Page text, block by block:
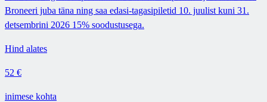
Broneeri juba täna ning saa edasi-tagasipiletid 10. juulist kuni 31.
detsembrini 2026 15% soodustusega.
Hind alates
52 €
inimese kohta